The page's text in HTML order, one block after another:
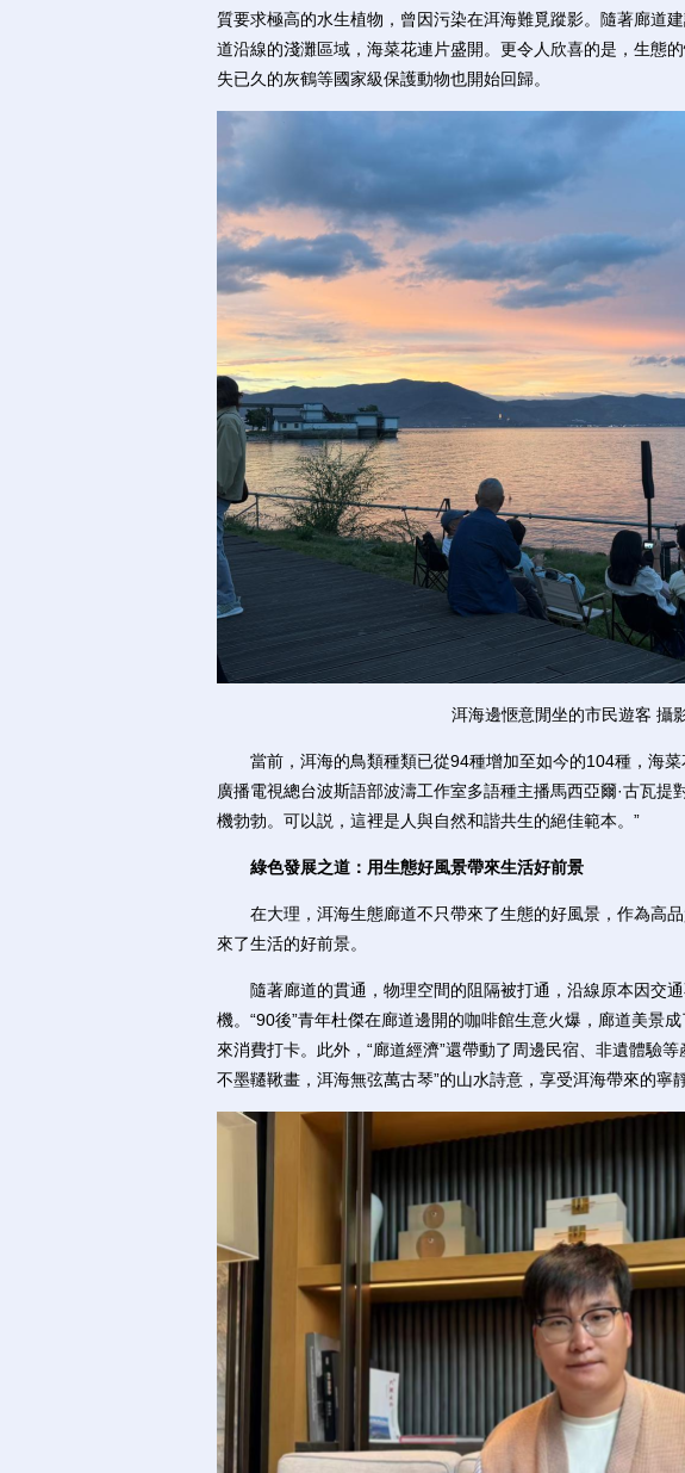
質要求極高的水生植物，曾因污染在洱海難覓蹤影。隨著廊道
道沿線的淺灘區域，海菜花連片盛開。更令人欣喜的是，生態
失已久的灰鶴等國家級保護動物也開始回歸。
洱海邊愜意閒坐的市民遊客 攝
當前，洱海的鳥類種類已從94種增加至如今的104種，海菜
廣播電視總台波斯語部波濤工作室多語種主播馬西亞爾·古瓦提
機勃勃。可以説，這裡是人與自然和諧共生的絕佳範本。”
綠色發展之道：用生態好風景帶來生活好前景
在大理，洱海生態廊道不只帶來了生態的好風景，作為高品
來了生活的好前景。
隨著廊道的貫通，物理空間的阻隔被打通，沿線原本因交通
機。“90後”青年杜傑在廊道邊開的咖啡館生意火爆，廊道美景
來消費打卡。此外，“廊道經濟”還帶動了周邊民宿、非遺體驗
不墨韆鞦畫，洱海無弦萬古琴”的山水詩意，享受洱海帶來的寧